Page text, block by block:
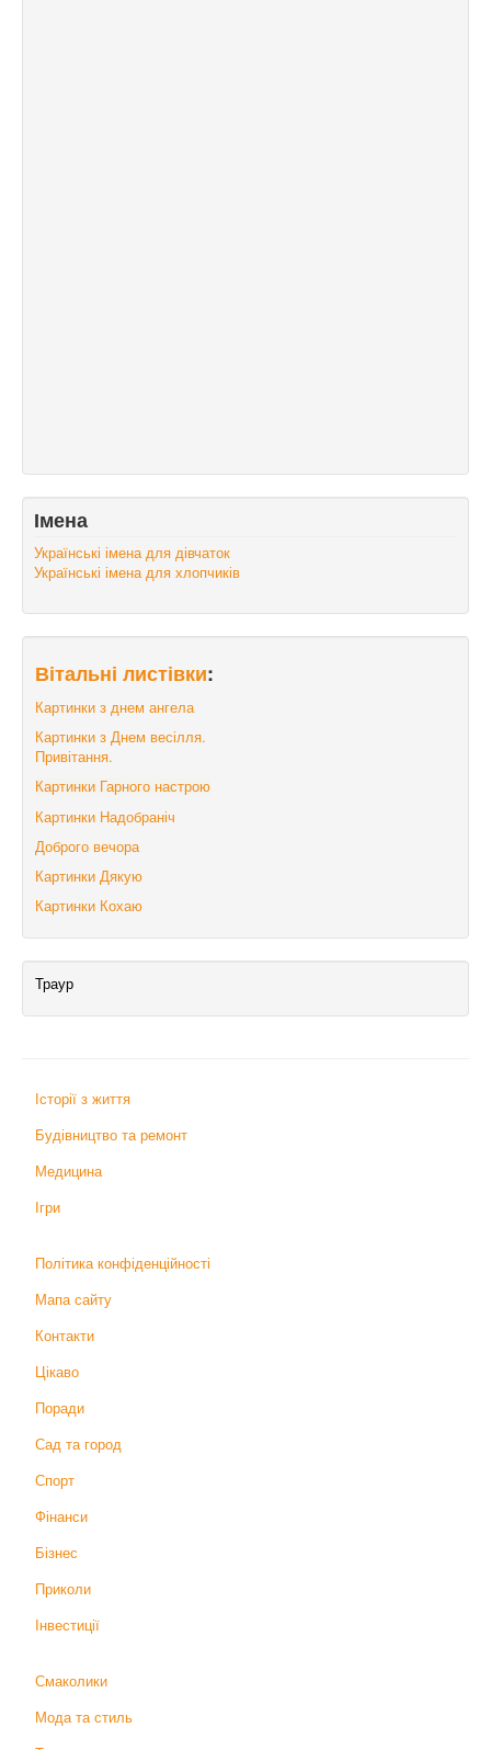
Імена
Українські імена для дівчаток
Українські імена для хлопчиків
Вітальні листівки:
Картинки з днем ангела
Картинки з Днем весілля.
Привітання.
Картинки Гарного настрою
Картинки Надобраніч
Доброго вечора
Картинки Дякую
Картинки Кохаю
Траур
Історії з життя
Будівництво та ремонт
Медицина
Ігри
Політика конфіденційності
Мапа сайту
Контакти
Цікаво
Поради
Сад та город
Спорт
Фінанси
Бізнес
Приколи
Інвестиції
Смаколики
Мода та стиль